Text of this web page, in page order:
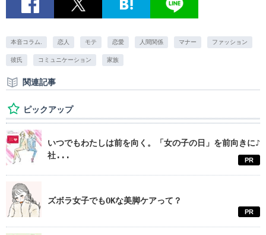
本音コラム. 恋人 モテ 恋愛 人間関係 マナー ファッション
彼氏 コミュニケーション 家族
関連記事
ピックアップ
いつでもわたしは前を向く。「女の子の日」を前向きに♪
社...
PR
ズボラ女子でもOKな美脚ケアって？
PR